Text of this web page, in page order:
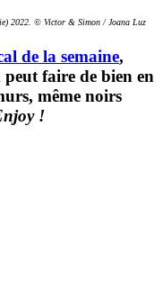
2022. © Victor & Simon / Joana Luz
de la semaine,
faire de bien en
même noirs
!